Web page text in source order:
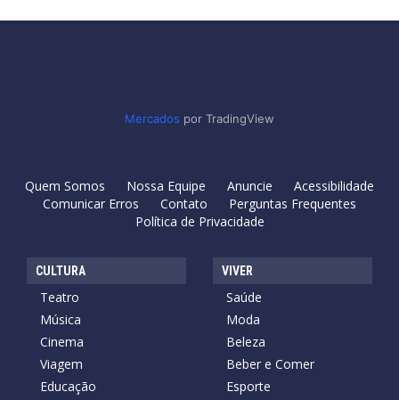
Mercados por TradingView
Quem Somos Nossa Equipe Anuncie
Acessibilidade
Comunicar Erros
Contato
Perguntas Frequentes
Política de Privacidade
CULTURA
Teatro
Música
Cinema
Viagem
Educação
VIVER
Saúde
Moda
Beleza
Beber e Comer
Esporte